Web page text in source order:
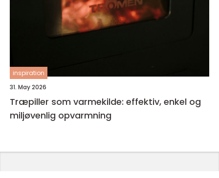
inspiration
31. May 2026
Træpiller som varmekilde: effektiv, enkel og
miljøvenlig opvarmning